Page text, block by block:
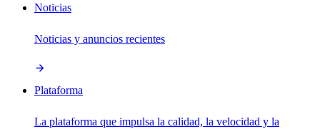
Noticias
Noticias y anuncios recientes
Plataforma
La plataforma que impulsa la calidad, la velocidad y la